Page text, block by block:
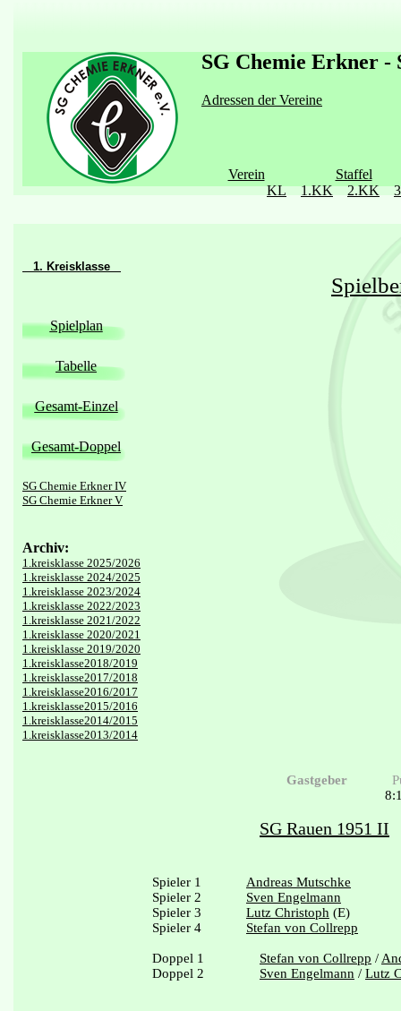
SG Chemie Erkner -
Adressen der Vereine
Verein
Staffel
KL
1.KK 2.KK
1. Kreisklasse
Spielplan
Tabelle
Gesamt-Einzel
Gesamt-Doppel
SG Chemie Erkner IV
SG Chemie Erkner V
Archiv:
1.kreisklasse 2025/2026
1.kreisklasse 2024/2025
1.kreisklasse 2023/2024
1.kreisklasse 2022/2023
1.kreisklasse 2021/2022
1.kreisklasse 2020/2021
1.kreisklasse 2019/2020
1.kreisklasse2018/2019
1.kreisklasse2017/2018
1.kreisklasse2016/2017
1.kreisklasse2015/2016
1.kreisklasse2014/2015
1.kreisklasse2013/2014
Gastgeber
SG Rauen 1951 II
Spieler 1
Andreas Mutschke
Spieler 2
Sven Engelmann
Spieler 3
Lutz Christoph (E)
Spieler 4
Stefan von Collrepp
Doppel 1 Stefan von Collrepp /
Doppel 2
Sven Engelmann / Lutz